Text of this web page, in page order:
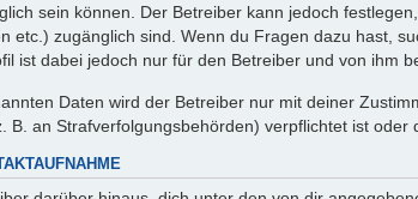
sein können. Der Betreiber kann jedoch
etc.) zugänglich sind. Wenn du Fragen dazu hast,
ist dabei jedoch nur für den Betreiber und von ihm
Daten wird der Betreiber nur mit deiner
B. an Strafverfolgungsbehörden) verpflichtet ist